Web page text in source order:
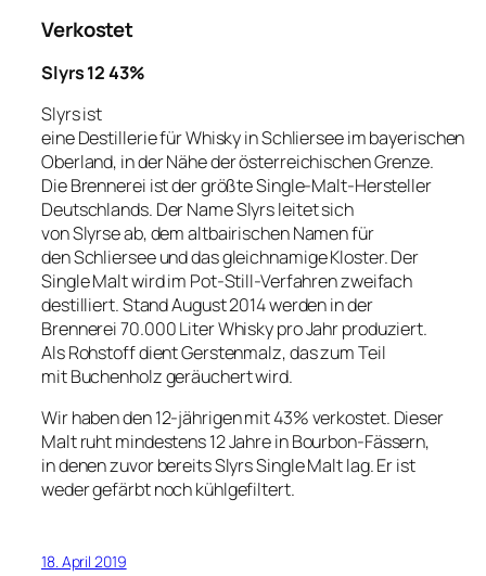
Verkostet
Slyrs 12 43%
Slyrs ist
eine Destillerie für Whisky in Schliersee im bayerischen
Oberland, in der Nähe der österreichischen Grenze.
Die Brennerei ist der größte Single-Malt-Hersteller
Deutschlands. Der Name Slyrs leitet sich
von Slyrse ab, dem altbairischen Namen für
den Schliersee und das gleichnamige Kloster. Der
Single Malt wird im Pot-Still-Verfahren zweifach
destilliert. Stand August 2014 werden in der
Brennerei 70.000 Liter Whisky pro Jahr produziert.
Als Rohstoff dient Gerstenmalz, das zum Teil
mit Buchenholz geräuchert wird.
Wir haben den 12-jährigen mit 43% verkostet. Dieser
Malt ruht mindestens 12 Jahre in Bourbon-Fässern,
in denen zuvor bereits Slyrs Single Malt lag. Er ist
weder gefärbt noch kühlgefiltert.
18. April 2019